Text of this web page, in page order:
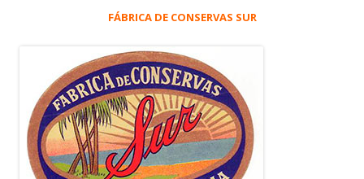
FÁBRICA DE CONSERVAS SUR